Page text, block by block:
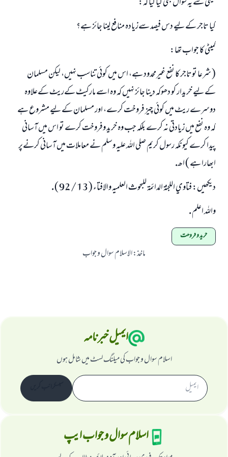
كيا تاجر كےليے دس فيصد سےزيادہ منافع لينا جائز ہے؟
كميٹي كا جواب تھا:
( شرعا توتاجر كا نفع غيرمحدود ہے، اس ميں كوئي تناسب نہيں، ليكن مسلمان
كےليے خريدار كو دھوكہ دينا جائز نہيں كہ وہ اسے ماركيٹ كےريٹ كےعلاوہ
دوسرے ريٹ ميں كوئي چيز فروخت كرے، اور مسلمان كےليے مشروع ہے
كہ وہ نفع ميں زيادتي نہ كرے بلكہ جب وہ خريد وفروخت كرے تو اس ميں آساني
پيدا كرے كيونكہ رسول كريم صلي اللہ عليہ وسلم نے معاملات ميں آساني كرنےپر
ابھارا ہے ) اھ.
ديكھيں: فتاوي اللجنۃ الدائمۃ للبحوث العلميہ والافتاء ( 13 / 92 ) .
واللہ اعلم .
خرید و فروخت
ماخذ:الاسلام سوال و جواب
ایمیل خبرنامہ
اسلام سوال و جواب کی میلنگ لسٹ میں شامل ہوں
اسلام سوال و جواب ایپ